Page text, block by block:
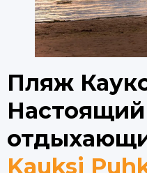
Пляж
Kauksi